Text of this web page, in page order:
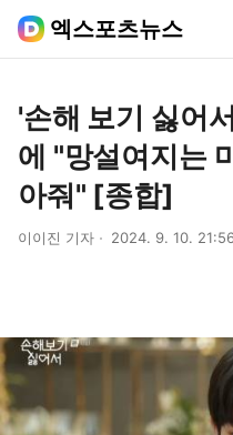
엑스포츠뉴스
'손해 보기 싫어
에 "망설여지는
아줘" [종합]
이이진 기자 2024. 9. 10.